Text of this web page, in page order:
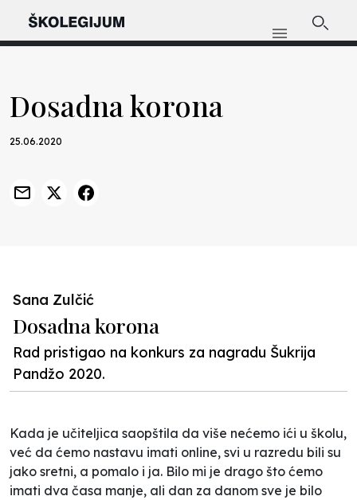
Dosadna korona
25.06.2020
Sana Zulčić
Dosadna korona
Rad pristigao na konkurs za nagradu Šukrija
Pandžo 2020.
Kada je učiteljica saopštila da više nećemo ići u školu,
već da ćemo nastavu imati online, svi u razredu bili su
jako sretni, a pomalo i ja. Bilo mi je drago što ćemo
imati dva časa manje, ali dan za danom sve je bilo